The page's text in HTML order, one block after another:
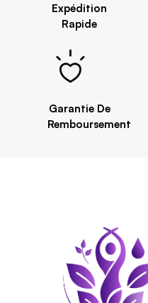
Expédition
Rapide
Garantie De
Remboursement